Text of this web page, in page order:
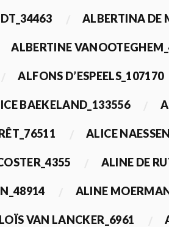
ALBERTINA DE
ALBERTINE
ALFONS D’ESPEELS_107170
BAEKELAND_133556
ALICE
ALINE DE
ALINE
VAN LANCKER_6961